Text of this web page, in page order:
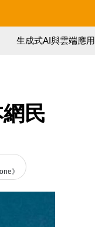
生成式AI與雲端應用
民
》